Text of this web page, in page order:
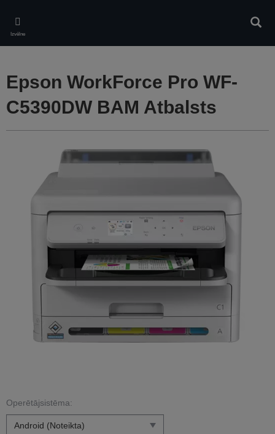
main
content
Izvēlne
Epson WorkForce Pro WF-
C5390DW BAM Atbalsts
Operētājsistēma: